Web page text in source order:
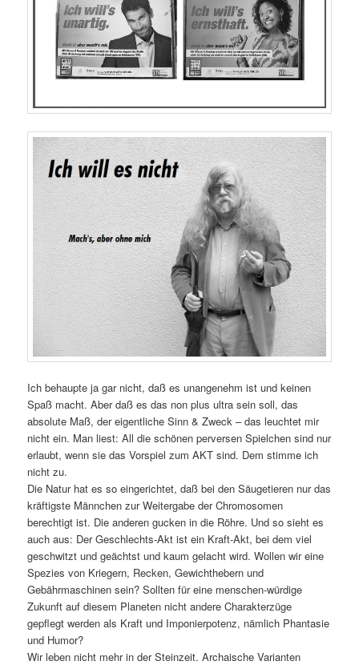
Ich behaupte ja gar nicht, daß es unangenehm ist und keinen
Spaß macht. Aber daß es das non plus ultra sein soll, das
absolute Maß, der eigentliche Sinn & Zweck – das leuchtet mir
nicht ein. Man liest: All die schönen perversen Spielchen sind nur
erlaubt, wenn sie das Vorspiel zum AKT sind. Dem stimme ich
nicht zu.
Die Natur hat es so eingerichtet, daß bei den Säugetieren nur das
kräftigste Männchen zur Weitergabe der Chromosomen
berechtigt ist. Die anderen gucken in die Röhre. Und so sieht es
auch aus: Der Geschlechts-Akt ist ein Kraft-Akt, bei dem viel
geschwitzt und geächtst und kaum gelacht wird. Wollen wir eine
Spezies von Kriegern, Recken, Gewichthebern und
Gebährmaschinen sein? Sollten für eine menschen-würdige
Zukunft auf diesem Planeten nicht andere Charakterzüge
gepflegt werden als Kraft und Imponierpotenz, nämlich Phantasie
und Humor?
Wir leben nicht mehr in der Steinzeit. Archaische Varianten